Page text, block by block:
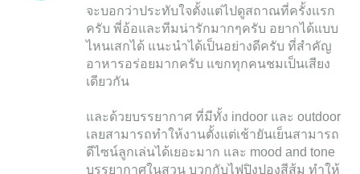
จะบอกว่าประทับใจตั้งแต่ไปดูสถาณที่ครั้งแรก
ครับ พี่อ้อและทีมน่ารักมากๆครับ อยากได้แบบ
ไหนเสกได้ แนะนำได้เป็นอย่างดีครับ ที่สำคัญ
อาหารอร่อยมากครับ แขกทุกคนชมเป็นเสียง
เดียวกัน
และด้วยบรรยากาศ ที่มีทั้ง indoor และ outdoor
เลยสามารถทำให้งานตั้งแต่เช้ายันเย็นสามารถ
ดีไซน์ลูกเล่นได้เยอะมาก และ mood and tone
บรรยากาศในสวน บวกกับไฟปิงปองสีส้ม ทำให้